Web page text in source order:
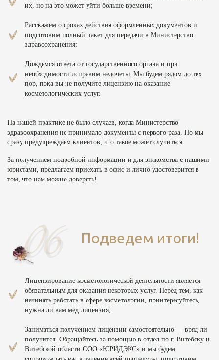
их, но на это может уйти больше времени;
Расскажем о сроках действия оформленных документов и
подготовим полный пакет для передачи в Министерство
здравоохранения;
Дождемся ответа от государственного органа и при
необходимости исправим недочеты. Мы будем рядом до тех
пор, пока вы не получите лицензию на оказание
косметологических услуг.
На нашей практике не было случаев, когда Министерство
здравоохранения не принимало документы с первого раза. Но мы
сразу предупреждаем клиентов, что такое может случиться.
За получением подробной информации и для знакомства с нашими
юристами, предлагаем приехать в офис и лично удостоверится в
том, что нам можно доверять!
Подведем итоги!
Лицензирование косметологической деятельности является
обязательным для оказания некоторых услуг. Перед тем, как
начинать работать в сфере косметологии, поинтересуйтесь,
нужна ли вам мед лицензия;
Заниматься получением лицензии самостоятельно — вряд ли
получится. Обращайтесь за помощью в отдел по г. Витебску и
Витебской области ООО «ЮРИДЭКС» и мы будем